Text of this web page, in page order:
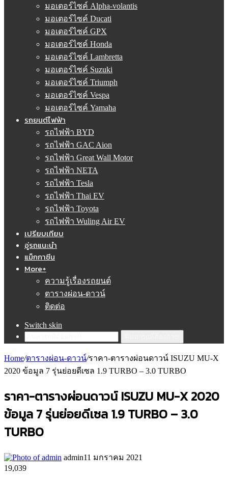
มอเตอร์ไซค์ Alpha-volantis
มอเตอร์ไซค์ Ducati
มอเตอร์ไซค์ GPX
มอเตอร์ไซค์ Honda
มอเตอร์ไซค์ Lambretta
มอเตอร์ไซค์ Suzuki
มอเตอร์ไซค์ Triumph
มอเตอร์ไซค์ Vespa
มอเตอร์ไซค์ Yamaha
รถยนต์ไฟฟ้า
รถไฟฟ้า BYD
รถไฟฟ้า GAC Aion
รถไฟฟ้า Great Wall Motor
รถไฟฟ้า NETA
รถไฟฟ้า Tesla
รถไฟฟ้า Thai EV
รถไฟฟ้า Toyota
รถไฟฟ้า Wuling Air EV
เปรียบเทียบ
อู่รถแนะนำ
แม็กกาซีน
More+
ความรู้เรื่องรถยนต์
ตารางผ่อน-ดาวน์
ติดต่อ
Switch skin
Home/ตารางผ่อน-ดาวน์/ราคา-ตารางผ่อนดาวน์ ISUZU MU-X
2020 ข้อมูล 7 รุ่นย่อยดีเซล 1.9 TURBO – 3.0 TURBO
ราคา-ตารางผ่อนดาวน์ ISUZU MU-X 2020
ข้อมูล 7 รุ่นย่อยดีเซล 1.9 TURBO – 3.0
TURBO
admin11 มกราคม 2021
19,039